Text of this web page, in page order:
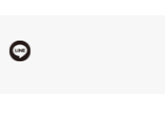
グリップ性を向上させ